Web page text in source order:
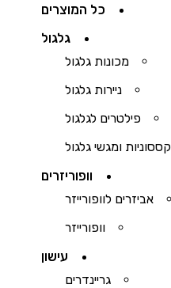
כל המוצרים
גלגול
מכונות גלגול
ניירות גלגול
פילטרים לגלגול
קססוניות ומגשי גלגול
וופוריזרים
אביזרים לוופורייזר
וופורייזר
עישון
גריינדרים